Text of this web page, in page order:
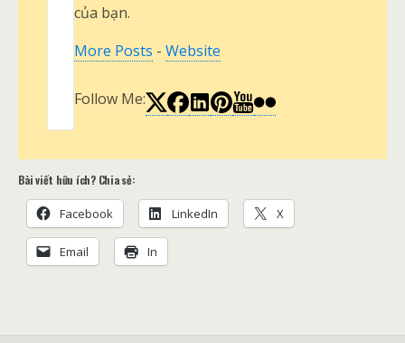
của bạn.
More Posts -Website
Follow Me:
Bài viết hữu ích? Chia sẻ:
Facebook LinkedIn X
Email In